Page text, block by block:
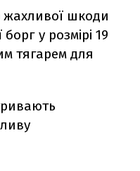
жахливої шкоди
у розмірі 19
тягарем для